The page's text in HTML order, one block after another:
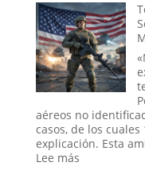
un
trauma
reprimido?
aéreos no
casos, de los
explicación. Esta
Lee más: